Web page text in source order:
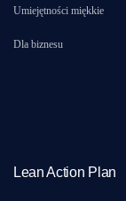
Umiejętności miękkie
Dla biznesu
Lean Action Plan